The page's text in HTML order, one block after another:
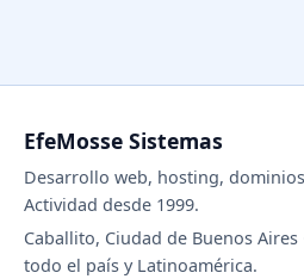
EfeMosse Sistemas
Desarrollo web, hosting,
Actividad desde 1999.
Caballito, Ciudad de Buenos Aires
todo el país y Latinoamérica.